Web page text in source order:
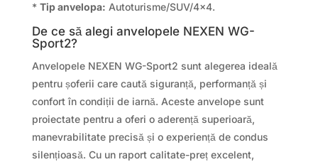
* Tip anvelopa: Autoturisme/SUV/4×4.
De ce să alegi anvelopele NEXEN WG-
Sport2?
Anvelopele NEXEN WG-Sport2 sunt alegerea ideală
pentru șoferii care caută siguranță, performanță și
confort în condiții de iarnă. Aceste anvelope sunt
proiectate pentru a oferi o aderență superioară,
manevrabilitate precisă și o experiență de condus
silențioasă. Cu un raport calitate-preț excelent,